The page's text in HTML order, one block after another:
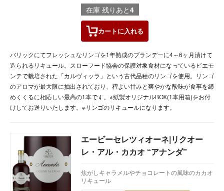
在庫 残りあと4
カートに入れる
バリックにてフレッシュなリンゴを1年熟成のブランデーに4～6ヶ月漬けて
造られるリキュール。スローフード協会の保護対象食材になっているピエモ
ンテで栽培された「カルヴィッラ」という古代品種のリンゴを使用。リンゴ
のアロマが最大限に抽出されており、程よい甘みと爽やかな酸味が食事を締
めくくるに相応しい最高の1本です。※紙製オリジナルBOX(1本用箱)をお付
けしてお送りいたします。※リンゴのリキュールになります。
エービーセレツィオーネ|リクオー
レ・アル・カカオ “アナンダ”
焦がしキャラメルやチョコレートの風味のカカオ
リキュール